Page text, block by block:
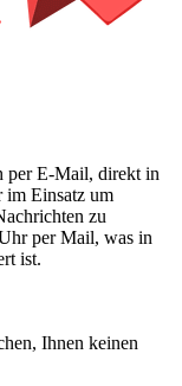
per E-Mail, direkt in
im Einsatz um
zu
per Mail, was in
ist.
Ihnen keinen